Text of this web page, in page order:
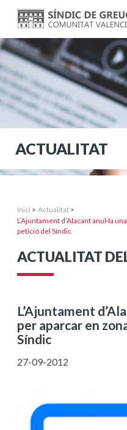
ACTUALITAT
Inici > Actualitat >
L’Ajuntament d’Alacant anul·la
petició del Síndic
ACTUALITAT
L’Ajuntament
per aparcar en
Síndic
27-09-2012